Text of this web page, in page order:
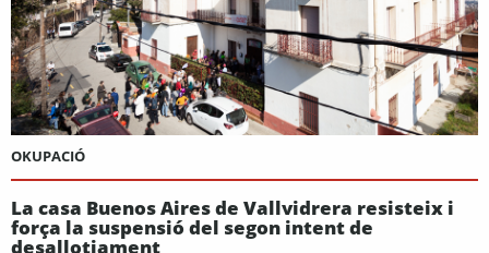
OKUPACIÓ
La casa Buenos Aires de Vallvidrera resisteix i
força la suspensió del segon intent de
desallotjament